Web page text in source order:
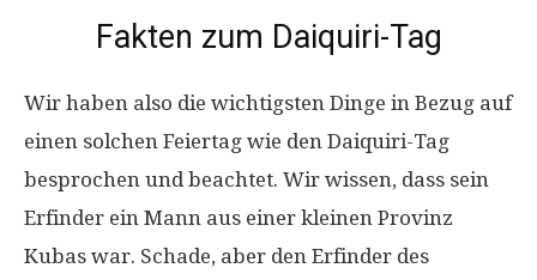
Fakten zum Daiquiri-Tag
Wir haben also die wichtigsten Dinge in Bezug auf
einen solchen Feiertag wie den Daiquiri-Tag
besprochen und beachtet. Wir wissen, dass sein
Erfinder ein Mann aus einer kleinen Provinz
Kubas war. Schade, aber den Erfinder des